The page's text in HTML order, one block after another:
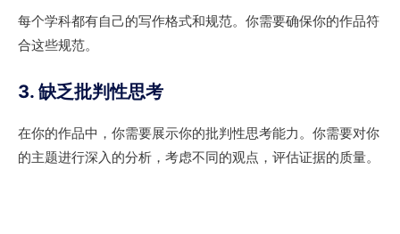
每个学科都有自己的写作格式和规范。你需要确保你的作品符
合这些规范。
3. 缺乏批判性思考
在你的作品中，你需要展示你的批判性思考能力。你需要对你
的主题进行深入的分析，考虑不同的观点，评估证据的质量。